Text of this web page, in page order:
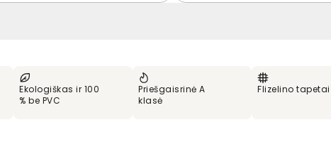
Ekologiškas ir 100
% be PVC
Priešgaisrinė A
klasė
Flizelino tapetai